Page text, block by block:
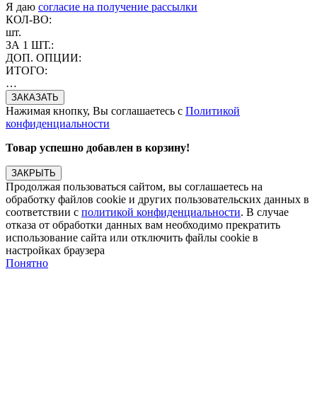
Я даю согласие на получение рассылки
КОЛ-ВО:
шт.
ЗА 1 ШТ.:
ДОП. ОПЦИИ:
ИТОГО:
…
Нажимая кнопку, Вы соглашаетесь с Политикой
конфиденциальности
Товар успешно добавлен в корзину!
ЗАКРЫТЬ
Продолжая пользоваться сайтом, вы соглашаетесь на
обработку файлов cookie и других пользовательских данных в
соответствии с политикой конфиденциальности. В случае
отказа от обработки данных вам необходимо прекратить
использование сайта или отключить файлы cookie в
настройках браузера
Понятно